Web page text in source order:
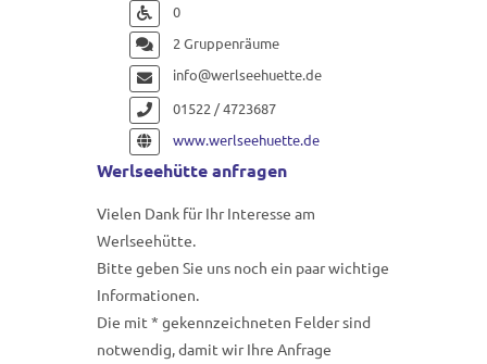
0
2 Gruppenräume
info@werlseehuette.de
01522 / 4723687
www.werlseehuette.de
Werlseehütte anfragen
Vielen Dank für Ihr Interesse am
Werlseehütte.
Bitte geben Sie uns noch ein paar wichtige
Informationen.
Die mit * gekennzeichneten Felder sind
notwendig, damit wir Ihre Anfrage